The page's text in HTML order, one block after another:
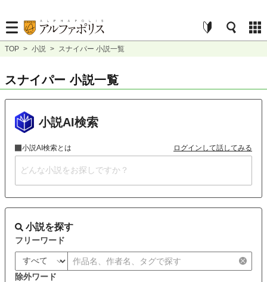
TOP > 小説 > スナイパー 小説一覧
スナイパー 小説一覧
小説AI検索
小説AI検索とは ログインして話してみる
小説を探す
フリーワード
除外ワード